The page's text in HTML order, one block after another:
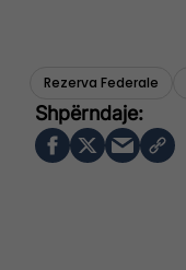
Rezerva Federale